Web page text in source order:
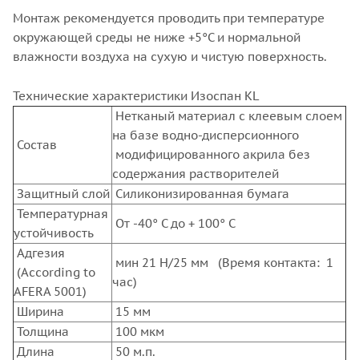
Монтаж рекомендуется проводить при температуре
окружающей среды не ниже +5°С и нормальной
влажности воздуха на сухую и чистую поверхность.
Технические характеристики Изоспан KL
Состав
Нетканый материал с клеевым слоем
на базе водно-дисперсионного
модифицированного акрила без
содержания растворителей
Защитный слой Силиконизированная бумага
Температурная
устойчивость
От -40° С до + 100° С
Адгезия
(According to
AFERA 5001)
мин 21 Н/25 мм (Время контакта: 1
час)
Ширина
15 мм
Толщина
100 мкм
Длина
50 м.п.